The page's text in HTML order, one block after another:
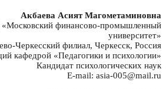
Акбаева Асият Магометаминовна
финансово-промышленный
университет»
Черкесский филиал, Черкесск, Россия
кафедрой «Педагогики и психологии»
Кандидат психологических наук
E-mail: asia-005@mail.ru